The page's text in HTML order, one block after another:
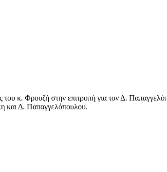
του κ. Φρουζή στην επιτροπή για τον Δ.
και Δ. Παπαγγελόπουλου.